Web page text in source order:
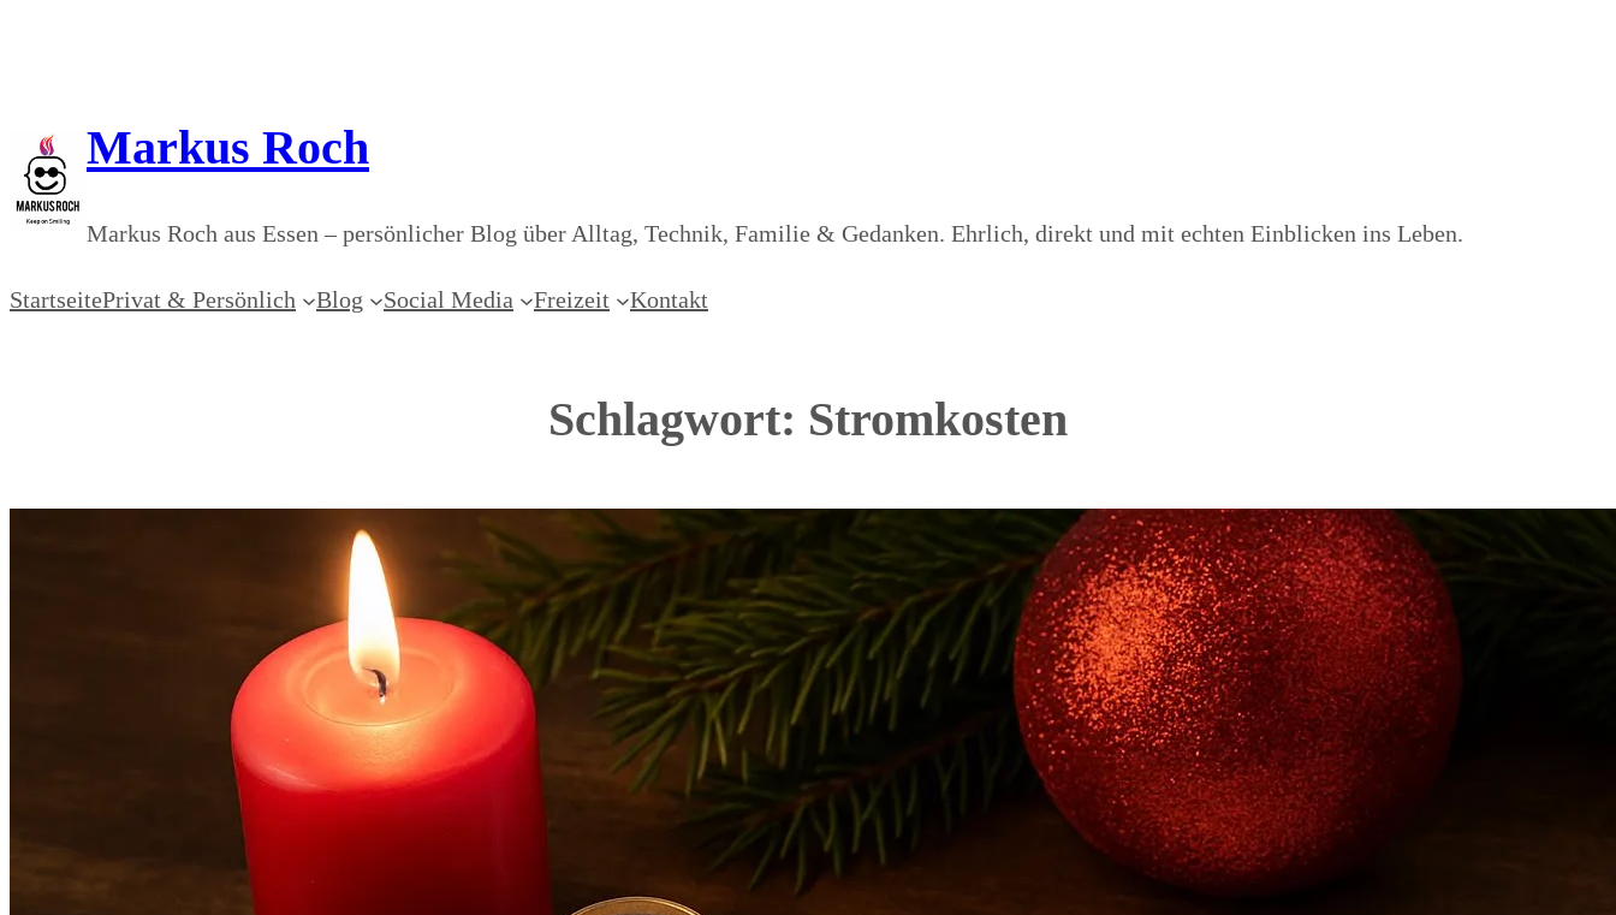
Markus Roch
Markus Roch aus Essen – persönlicher Blog über Alltag, Technik, Familie & Gedanken. Ehrlich, direkt und mit echten Einblicken ins Leben.
StartseitePrivat & Persönlich Blog Social Media Freizeit Kontakt
Schlagwort: Stromkosten